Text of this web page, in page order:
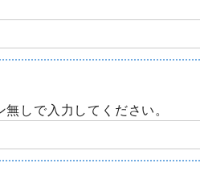
しで入力してください。